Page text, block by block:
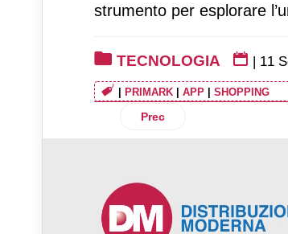
strumento per esplorare
TECNOLOGIA | 11
PRIMARK APP SHOPPING
Articolo precedente:
Prec